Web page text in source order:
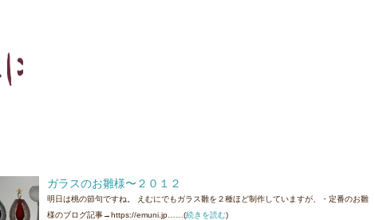
ガラスのお雛様〜２０１２
明日は桃の節句ですね。 えむにでもガラス雛を２種ほど制作していますが、・定番のお雛
様のブログ記事→https://emuni.jp……(続きを読む)